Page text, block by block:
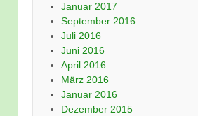
Januar 2017
September 2016
Juli 2016
Juni 2016
April 2016
März 2016
Januar 2016
Dezember 2015